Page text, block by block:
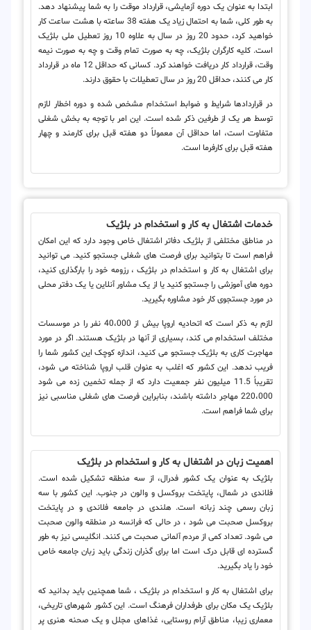
ابتدا به عنوان یک دوره آزمایشی، قرارداد موقت را به شما پیشنهاد دهد.
به طور کلی، شما به احتمال زیاد یک هفته 38 ساعته با هشت ساعت کار
خواهید کرد، حدود 20 روز در سال به علاوه 10 روز تعطیل ملی بلژیک
است. کلیه کارگران بلژیک، چه به صورت تمام وقت و چه به صورت نیمه
وقت، قرارداد کار دریافت خواهند کرد. کسانی که حداقل 12 ماه در قرارداد
کار می کنند، حداقل 20 روز در سال تعطیلات با حقوق دارند.
در قراردادها شرایط و ضوابط استخدام مشخص شده و دوره اخطار لازم
توسط هر یک از طرفین ذکر شده است. این امر با توجه به بخش شغلی
متفاوت است، اما حداقل آن معمولاً دو هفته قبل برای کارمند و چهار
هفته قبل برای کارفرما است.
خدمات اشتغال به کار و استخدام در بلژیک
در مناطق مختلفی از بلژیک دفاتر اشتغال خاص وجود دارد که این امکان
فراهم است تا بتوانید برای فرصت های شغلی جستجو کنید. می توانید
برای اشتغال به کار و استخدام در بلژیک ، رزومه خود را بارگذاری کنید،
دوره های آموزشی را جستجو کنید یا از یک مشاور آنلاین یا یک دفتر محلی
در مورد جستجوی کار خود مشاوره بگیرید.
لازم به ذکر است که اتحادیه اروپا بیش از 40،000 نفر را در موسسات
مختلف استخدام می کند، بسیاری از آنها در بلژیک هستند. اگر در مورد
مهاجرت کاری به بلژیک جستجو می کنید، اندازه کوچک این کشور شما را
فریب ندهد. این کشور که اغلب به عنوان قلب اروپا شناخته می شود،
تقریباً 11.5 میلیون نفر جمعیت دارد که از جمله تخمین زده می شود
220،000 مهاجر داشته باشند، بنابراین فرصت های شغلی مناسبی نیز
برای شما فراهم است.
اهمیت زبان در اشتغال به کار و استخدام در بلژیک
بلژیک به عنوان یک کشور فدرال، از سه منطقه تشکیل شده است.
فلاندی در شمال، پایتخت بروکسل و والون در جنوب. این کشور با سه
زبان رسمی چند زبانه است. هلندی در جامعه فلاندی و در پایتخت
بروکسل صحبت می شود ، در حالی که فرانسه در منطقه والون صحبت
می شود. تعداد کمی از مردم آلمانی صحبت می کنند. انگلیسی نیز به طور
گسترده ای قابل درک است اما برای گذران زندگی باید زبان جامعه خاص
خود را یاد بگیرید.
برای اشتغال به کار و استخدام در بلژیک ، شما همچنین باید بدانید که
بلژیک یک مکان برای طرفداران فرهنگ است. این کشور شهرهای تاریخی،
معماری زیبا، مناطق آرام روستایی، غذاهای مجلل و یک صحنه هنری پر